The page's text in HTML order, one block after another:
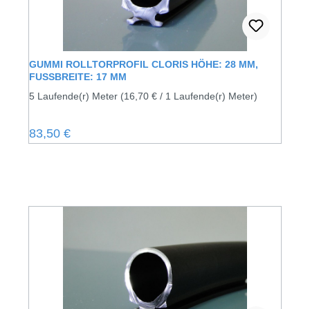
GUMMI ROLLTORPROFIL CLORIS HÖHE: 28 MM,
FUSSBREITE: 17 MM
5 Laufende(r) Meter (16,70 € / 1 Laufende(r) Meter)
Regulärer Preis:
83,50 €